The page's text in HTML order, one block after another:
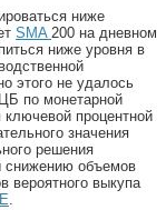
ниже
SMA 200 на дневном
ниже уровня в
этого не удалось
по монетарной
процентной
значения
решения
снижению объемов
вероятного выкупа
.